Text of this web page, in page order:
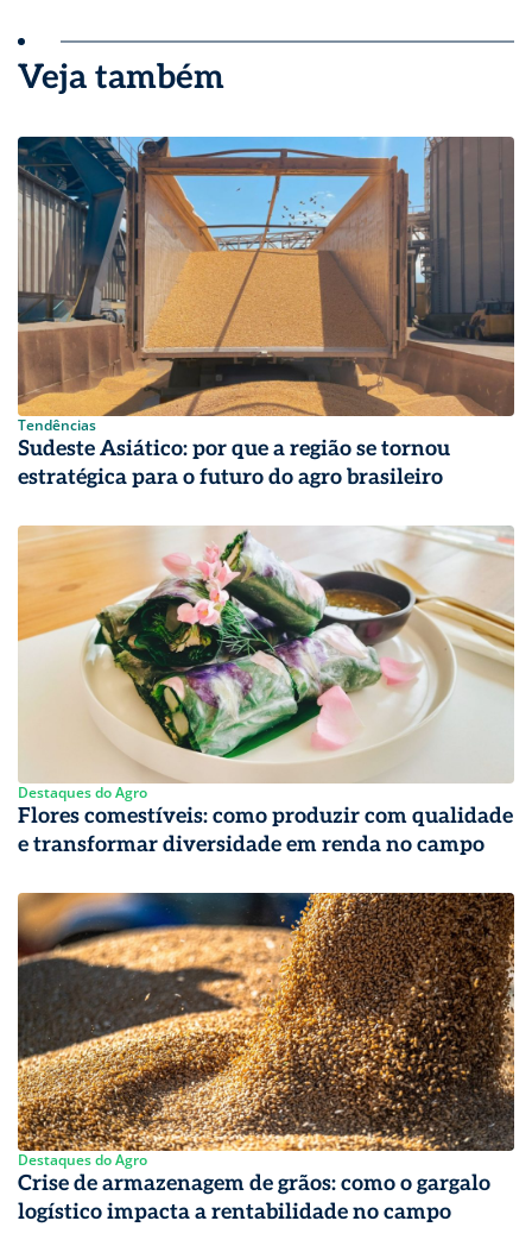
Veja também
Tendências
Sudeste Asiático: por que a região se tornou
estratégica para o futuro do agro brasileiro
Destaques do Agro
Flores comestíveis: como produzir com qualidade
e transformar diversidade em renda no campo
Destaques do Agro
Crise de armazenagem de grãos: como o gargalo
logístico impacta a rentabilidade no campo